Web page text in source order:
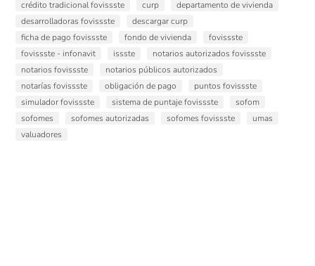
crédito tradicional fovissste
curp
departamento de vivienda
desarrolladoras fovissste
descargar curp
ficha de pago fovissste
fondo de vivienda
fovissste
fovissste - infonavit
issste
notarios autorizados fovissste
notarios fovissste
notarios públicos autorizados
notarías fovissste
obligación de pago
puntos fovissste
simulador fovissste
sistema de puntaje fovissste
sofom
sofomes
sofomes autorizadas sofomes fovissste
umas
valuadores